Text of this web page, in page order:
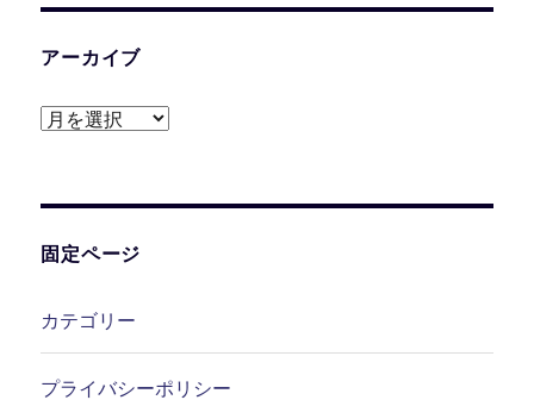
アーカイブ
ア
ブ
固定ページ
カテゴリー
プライバシーポリシー